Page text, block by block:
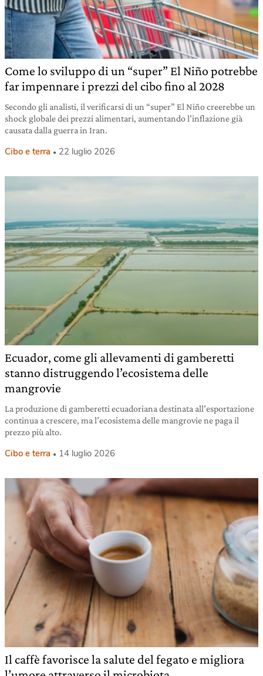
Come lo sviluppo di un “super” El Niño potrebbe
far impennare i prezzi del cibo fino al 2028
Secondo gli analisti, il verificarsi di un “super” El Niño creerebbe un
shock globale dei prezzi alimentari, aumentando l’inflazione già
causata dalla guerra in Iran.
Cibo e terra 22 luglio 2026
Ecuador, come gli allevamenti di gamberetti
stanno distruggendo l’ecosistema delle
mangrovie
La produzione di gamberetti ecuadoriana destinata all’esportazione
continua a crescere, ma l’ecosistema delle mangrovie ne paga il
prezzo più alto.
Cibo e terra 14 luglio 2026
Il caffè favorisce la salute del fegato e migliora